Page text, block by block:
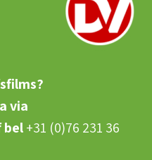
via
bel+31 (0)76 231 36